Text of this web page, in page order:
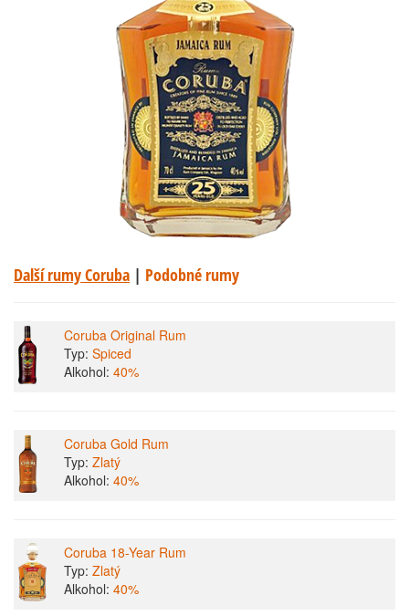
Další rumy Coruba | Podobné rumy
Coruba Original Rum
Typ: Spiced
Alkohol: 40%
Coruba Gold Rum
Typ: Zlatý
Alkohol: 40%
Coruba 18-Year Rum
Typ: Zlatý
Alkohol: 40%